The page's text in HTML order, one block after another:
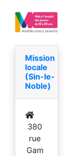
Mission
locale
(Sin-le-
Noble)
380
rue
Gam